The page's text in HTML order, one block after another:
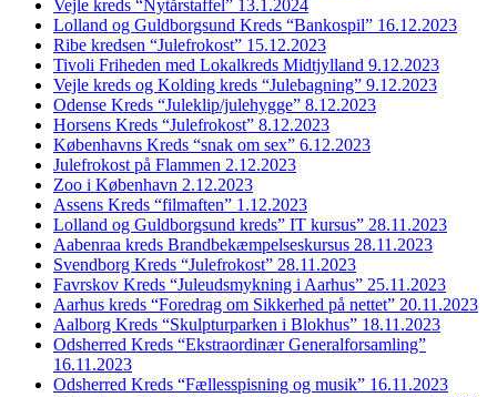
Vejle kreds “Nytårstaffel” 13.1.2024
Lolland og Guldborgsund Kreds “Bankospil” 16.12.2023
Ribe kredsen “Julefrokost” 15.12.2023
Tivoli Friheden med Lokalkreds Midtjylland 9.12.2023
Vejle kreds og Kolding kreds “Julebagning” 9.12.2023
Odense Kreds “Juleklip/julehygge” 8.12.2023
Horsens Kreds “Julefrokost” 8.12.2023
Københavns Kreds “snak om sex” 6.12.2023
Julefrokost på Flammen 2.12.2023
Zoo i København 2.12.2023
Assens Kreds “filmaften” 1.12.2023
Lolland og Guldborgsund kreds” IT kursus” 28.11.2023
Aabenraa kreds Brandbekæmpelseskursus 28.11.2023
Svendborg Kreds “Julefrokost” 28.11.2023
Favrskov Kreds “Juleudsmykning i Aarhus” 25.11.2023
Aarhus kreds “Foredrag om Sikkerhed på nettet” 20.11.2023
Aalborg Kreds “Skulpturparken i Blokhus” 18.11.2023
Odsherred Kreds “Ekstraordinær Generalforsamling”
16.11.2023
Odsherred Kreds “Fællesspisning og musik” 16.11.2023